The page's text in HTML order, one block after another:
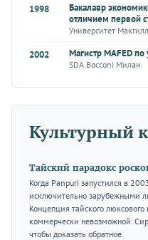
1998
Бакалавр
отличием первой
Университет Макгилл
2002 Магистр MAFED
SDA Bocconi Милан
Культурный
Тайский парадокс
Когда Panpuri запустился в
исключительно зарубежными
Концепция тайского люксового
коммерчески невозможной.
чтобы доказать обратное.